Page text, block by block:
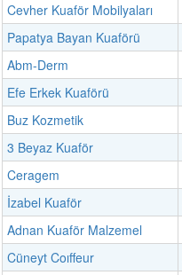
Cevher Kuaför Mobilyaları
Papatya Bayan Kuaförü
Abm-Derm
Efe Erkek Kuaförü
Buz Kozmetik
3 Beyaz Kuaför
Ceragem
İzabel Kuaför
Adnan Kuaför Malzemel
Cüneyt Coıffeur